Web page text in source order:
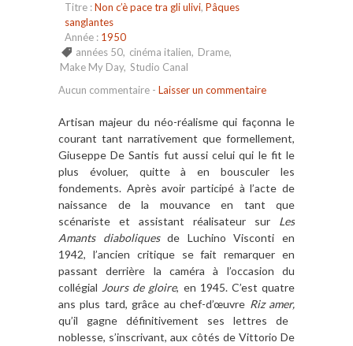
Titre :Non c’è pace tra gli ulivi, Pâques
sanglantes
Année : 1950
années 50, cinéma italien, Drame,
Make My Day, Studio Canal
Aucun commentaire - Laisser un commentaire
Artisan majeur du néo-réalisme qui façonna le
courant tant narrativement que formellement,
Giuseppe De Santis fut aussi celui qui le fit le
plus évoluer, quitte à en bousculer les
fondements. Après avoir participé à l’acte de
naissance de la mouvance en tant que
scénariste et assistant réalisateur sur Les
Amants diaboliquesde Luchino Visconti en
1942, l’ancien critique se fait remarquer en
passant derrière la caméra à l’occasion du
collégial Jours de gloire, en 1945. C’est quatre
ans plus tard, grâce au chef-d’œuvre Riz amer,
qu’il gagne définitivement ses lettres de
noblesse, s’inscrivant, aux côtés de Vittorio De